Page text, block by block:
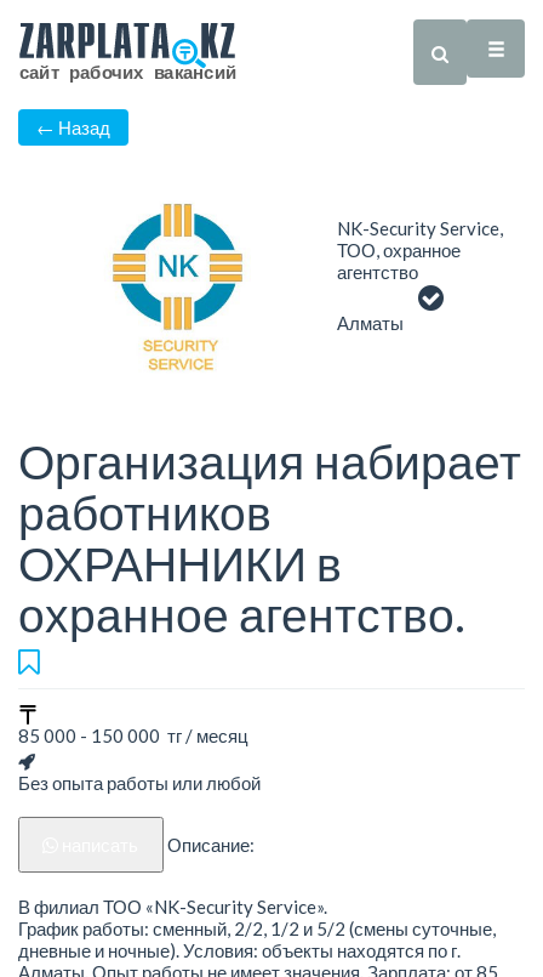
← Назад
NK-Security Service,
ТОО, охранное
агентство
Алматы
Организация набирает
работников
ОХРАННИКИ в
охранное агентство.
85 000 - 150 000 тг / месяц
Без опыта работы или любой
Описание:
В филиал ТОО «NK-Security Service».
График работы: сменный, 2/2, 1/2 и 5/2 (смены суточные,
дневные и ночные). Условия: объекты находятся по г.
Алматы. Опыт работы не имеет значения. Зарплата: от 85